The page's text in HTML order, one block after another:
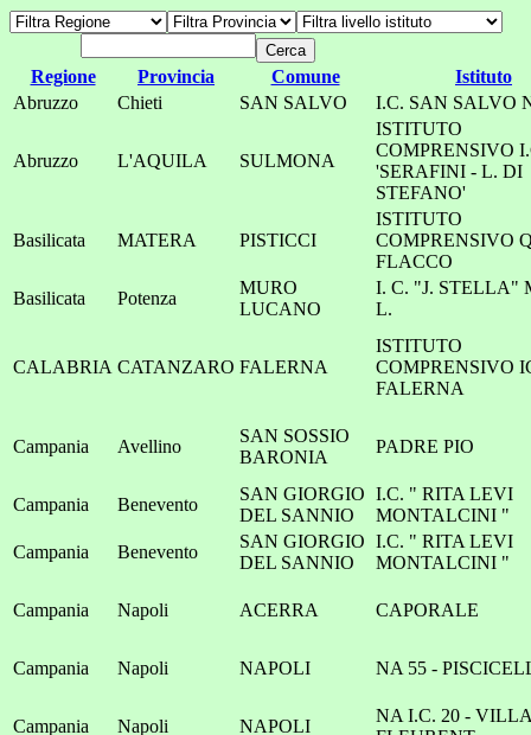
Regione Provincia Comune
Istituto
Abruzzo
Chieti SAN SALVO I.C. SAN SALVO
Abruzzo L'AQUILA SULMONA
ISTITUTO
COMPRENSIVO
'SERAFINI - L. DI
STEFANO'
Basilicata MATERA PISTICCI
ISTITUTO
COMPRENSIVO
FLACCO
Basilicata
Potenza
MURO
LUCANO
I. C. "J. STELLA"
L.
CALABRIA CATANZARO FALERNA
ISTITUTO
COMPRENSIVO
FALERNA
Campania Avellino
SAN SOSSIO
BARONIA
PADRE PIO
Campania Benevento
SAN GIORGIO
DEL SANNIO
I.C. " RITA LEVI
MONTALCINI "
Campania
Benevento
SAN GIORGIO
DEL SANNIO
I.C. " RITA LEVI
MONTALCINI "
Campania Napoli ACERRA CAPORALE
Campania Napoli NAPOLI NA 55 -
Campania Napoli NAPOLI
NA I.C. 20 - VILLA